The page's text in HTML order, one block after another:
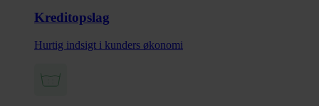
Kreditopslag
Hurtig indsigt i kunders økonomi